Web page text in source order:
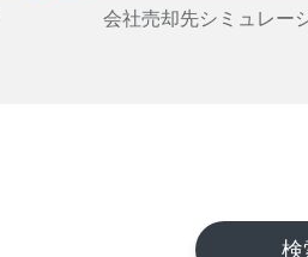
会社売却先シミュレー